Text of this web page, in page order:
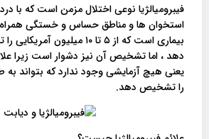
فیبرومیالژیا نوعی اختلال مزمن است که با
استخوان ها و مناطق حساس و خستگی
بیماری است که از ۵ تا ۱۰ میلیون
دهد ، اما تشخیص آن نیز دشوار است زیرا
یعنی هیچ آزمایشی وجود ندارد که بتواند به
را تشخیص دهد.